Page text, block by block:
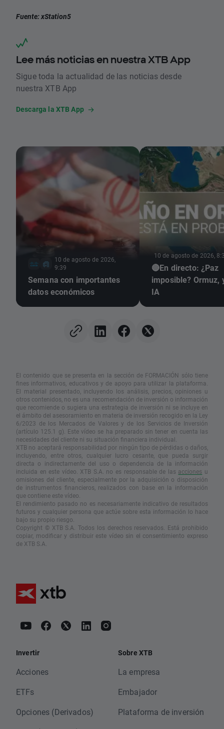
Fuente: xStation5
Lee más noticias en nuestra XTB App
Sigue toda la actualidad de las noticias desde
nuestra XTB App
Descarga la XTB App
10 de agosto de 2026,
9:39
Semana con importantes
datos económicos
10 de agosto de 2026,
🔴En directo: ¿Paz
imposible? Ormuz,
IA
El contenido que se presenta en la sección de FORMACIÓN sólo tiene
fines informativos, educativos y de apoyo para utilizar la plataforma.
El material presentado, incluyendo los análisis, precios, opiniones u
otros contenidos, no es una recomendación de inversión o información
que recomiende o sugiera una estrategia de inversión ni se incluye en
el ámbito del asesoramiento en materia de inversión recogido en la Ley
6/2023 de los Mercados de Valores y de los Servicios de Inversión
(artículo 125.1 g). Este vídeo se ha preparado sin tener en cuenta las
necesidades del cliente ni su situación financiera individual.
XTB no aceptará responsabilidad por ningún tipo de pérdidas o daños,
incluyendo, entre otros, cualquier lucro cesante, que pueda surgir
directa o indirectamente del uso o dependencia de la información
incluida en este vídeo. XTB S.A. no es responsable de las acciones u
omisiones del cliente, especialmente por la adquisición o disposición
de instrumentos financieros, realizados con base en la información
que contiene este vídeo.
El rendimiento pasado no es necesariamente indicativo de resultados
futuros y cualquier persona que actúe sobre esta información lo hace
bajo su propio riesgo.
Copyright © XTB S.A. Todos los derechos reservados. Está prohibido
copiar, modificar y distribuir este vídeo sin el consentimiento expreso
de XTB S.A.
Invertir
Acciones
ETFs
Opciones (Derivados)
Sobre XTB
La empresa
Embajador
Plataforma de inversión